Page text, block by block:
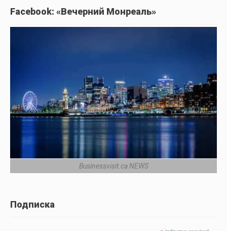
Facebook: «Вечерний Монреаль»
Businessvisit.ca NEWS
Подписка